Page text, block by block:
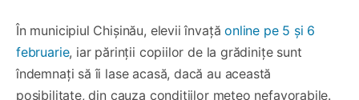
În municipiul Chișinău, elevii învațăonline pe 5 și 6
februarie, iar părinții copiilor de la grădinițe sunt
îndemnați să îi lase acasă, dacă au această
posibilitate, din cauza condițiilor meteo nefavorabile.